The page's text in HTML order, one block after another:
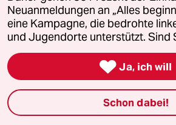
M massaraksh
26.04.2011,11:38 Uhr
Was ich nicht verstehe -
dieser banal-kindischen
mach es nicht wieder" so
Hat nicht gewollt, nicht
nicht, wusste nicht - wieso
eigentlichen schwarz auf
Inhalte, und welche
Neuanmeldungen an „Alles
eine Kampagne, die bedrohte
und Jugendorte unterstützt. Sind
 Ja, ich will
Schon dabei!